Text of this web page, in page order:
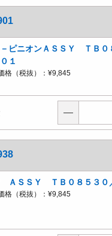
ピニオンＡＳＳＹ ＴＢ０
１
格（税抜）： ¥9,845
ＡＳＳＹ ＴＢ０８５３０
格（税抜）： ¥9,845